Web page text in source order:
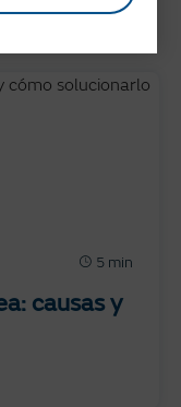
5 min
causas y